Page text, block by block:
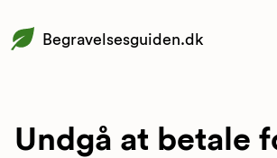
Begravelsesguiden.dk
Undgå at betale